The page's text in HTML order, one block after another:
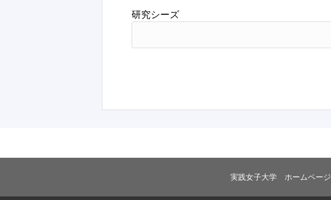
研究シーズ
実践女子大学 ホームページ